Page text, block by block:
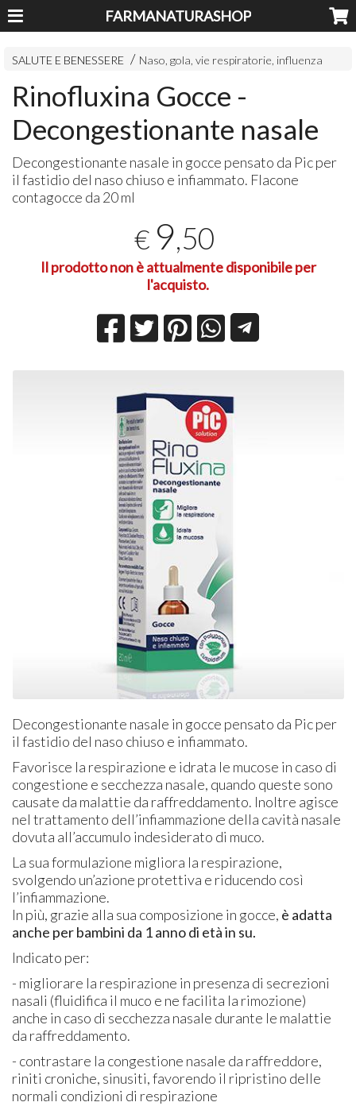
FARMANATURASHOP
SALUTE E BENESSERE Naso, gola, vie respiratorie, influenza
Rinofluxina Gocce -
Decongestionante nasale
Decongestionante nasale in gocce pensato da Pic per
il fastidio del naso chiuso e infiammato. Flacone
contagocce da 20 ml
€ 9,50
Il prodotto non è attualmente disponibile per
l'acquisto.
Decongestionante nasale in gocce pensato da Pic per
il fastidio del naso chiuso e infiammato.
Favorisce la respirazione e idrata le mucose in caso di
congestione e secchezza nasale, quando queste sono
causate da malattie da raffreddamento. Inoltre agisce
nel trattamento dell’infiammazione della cavità nasale
dovuta all’accumulo indesiderato di muco.
La sua formulazione migliora la respirazione,
svolgendo un’azione protettiva e riducendo così
l’infiammazione.
In più, grazie alla sua composizione in gocce, è adatta
anche per bambini da 1 anno di età in su.
Indicato per:
- migliorare la respirazione in presenza di secrezioni
nasali (fluidifica il muco e ne facilita la rimozione)
anche in caso di secchezza nasale durante le malattie
da raffreddamento.
- contrastare la congestione nasale da raffreddore,
riniti croniche, sinusiti, favorendo il ripristino delle
normali condizioni di respirazione